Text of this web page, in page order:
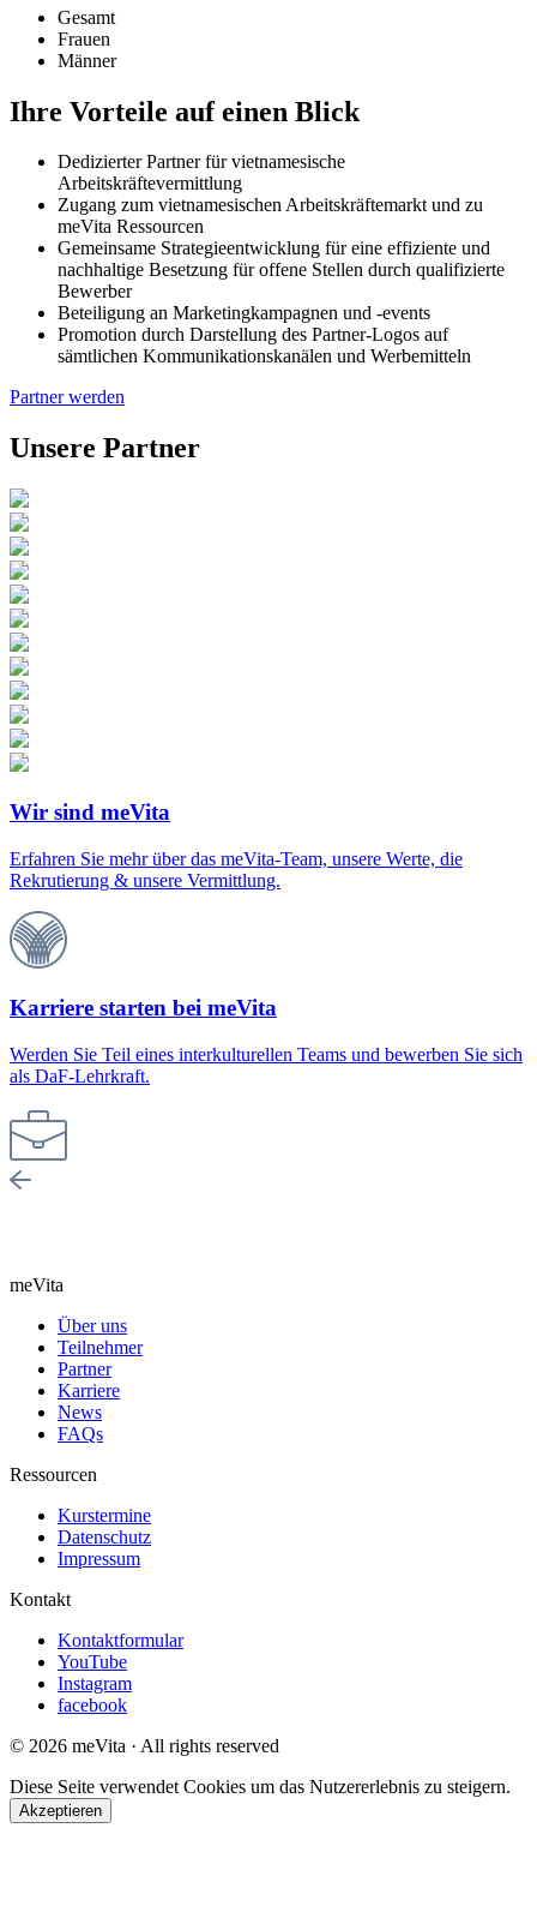
Gesamt
Frauen
Männer
Ihre Vorteile auf einen Blick
Dedizierter Partner für vietnamesische
Arbeitskräftevermittlung
Zugang zum vietnamesischen Arbeitskräftemarkt und zu
meVita Ressourcen
Gemeinsame Strategieentwicklung für eine effiziente und
nachhaltige Besetzung für offene Stellen durch qualifizierte
Bewerber
Beteiligung an Marketingkampagnen und -events
Promotion durch Darstellung des Partner-Logos auf
sämtlichen Kommunikationskanälen und Werbemitteln
Partner werden
Unsere Partner
Wir sind meVita
Erfahren Sie mehr über das meVita-Team, unsere Werte, die
Rekrutierung & unsere Vermittlung.
Karriere starten bei meVita
Werden Sie Teil eines interkulturellen Teams und bewerben Sie sich
als DaF-Lehrkraft.
meVita
Über uns
Teilnehmer
Partner
Karriere
News
FAQs
Ressourcen
Kurstermine
Datenschutz
Impressum
Kontakt
Kontaktformular
YouTube
Instagram
facebook
© 2026 meVita · All rights reserved
Diese Seite verwendet Cookies um das Nutzererlebnis zu steigern.
Akzeptieren